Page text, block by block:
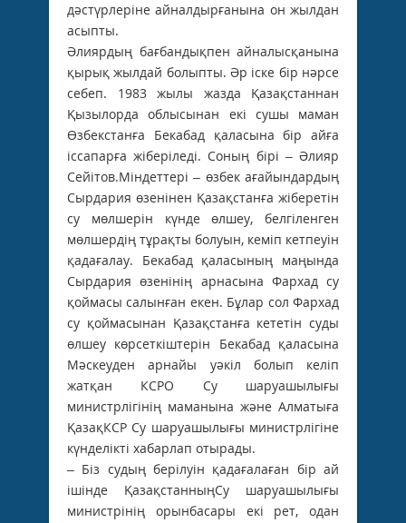
дәстүрлеріне айналдырғанына он жылдан
асыпты.
Әлиярдың бағбандықпен айналысқанына
қырық жылдай болыпты. Әр іске бір нәрсе
себеп. 1983 жылы жазда Қазақстаннан
Қызылорда облысынан екі сушы маман
Өзбекстанға Бекабад қаласына бір айға
іссапарға жіберіледі. Соның бірі – Әлияр
Сейітов.Міндеттері – өзбек ағайындардың
Сырдария өзенінен Қазақстанға жіберетін
су мөлшерін күнде өлшеу, белгіленген
мөлшердің тұрақты болуын, кеміп кетпеуін
қадағалау. Бекабад қаласының маңында
Сырдария өзенінің арнасына Фархад су
қоймасы салынған екен. Бұлар сол Фархад
су қоймасынан Қазақстанға кететін суды
өлшеу көрсеткіштерін Бекабад қаласына
Мәскеуден арнайы уәкіл болып келіп
жатқан КСРО Су шаруашылығы
министрлігінің маманына және Алматыға
ҚазақКСР Су шаруашылығы министрлігіне
күнделікті хабарлап отырады.
– Біз судың берілуін қадағалаған бір ай
ішінде ҚазақстанныңСу шаруашылығы
министрінің орынбасары екі рет, одан